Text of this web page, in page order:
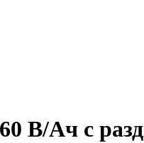
В/Ач с